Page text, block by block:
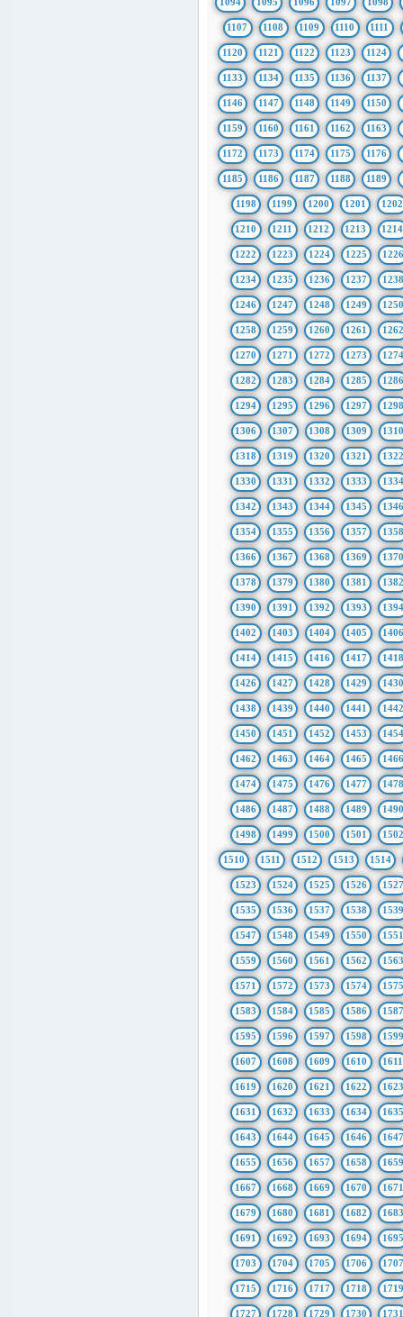
1107 1108 1109 1110 1111
1120 1121 1122 1123 1124
1133 1134 1135 1136 1137
1146 1147 1148 1149 1150
1159 1160 1161 1162 1163
1172 1173 1174 1175 1176
1185 1186 1187 1188 1189
1198 1199 1200 1201 1202
1210 1211 1212 1213 1214
1222 1223 1224 1225 1226
1234 1235 1236 1237 1238
1246 1247 1248 1249 1250
1258 1259 1260 1261 1262
1270 1271 1272 1273 1274
1282 1283 1284 1285 1286
1294 1295 1296 1297 1298
1306 1307 1308 1309
1318 1319 1320 1321 1322
1330 1331 1332 1333 1334
1342 1343 1344 1345 1346
1354 1355 1356 1357 1358
1366 1367 1368 1369 1370
1378 1379 1380 1381 1382
1390 1391 1392 1393 1394
1402 1403 1404 1405
1414 1415 1416 1417 1418
1426 1427 1428 1429 1430
1438 1439 1440 1441 1442
1450 1451 1452 1453 1454
1462 1463 1464 1465 1466
1474 1475 1476 1477 1478
1486 1487 1488 1489 1490
1498 1499 1500 1501 1502
1510 1511 1512 1513 1514
1523 1524 1525 1526 1527
1535 1536 1537 1538 1539
1547 1548 1549 1550 1551
1559 1560 1561 1562 1563
1571 1572 1573 1574 1575
1583 1584 1585 1586 1587
1595 1596 1597 1598 1599
1607 1608 1609 1610 1611
1619 1620 1621 1622 1623
1631 1632 1633 1634 1635
1643 1644 1645 1646 1647
1655 1656 1657 1658 1659
1667 1668 1669 1670 1671
1679 1680 1681 1682 1683
1691 1692 1693 1694 1695
1703 1704 1705 1706
1715 1716 1717 1718 1719
1727 1728 1729 1730 1731